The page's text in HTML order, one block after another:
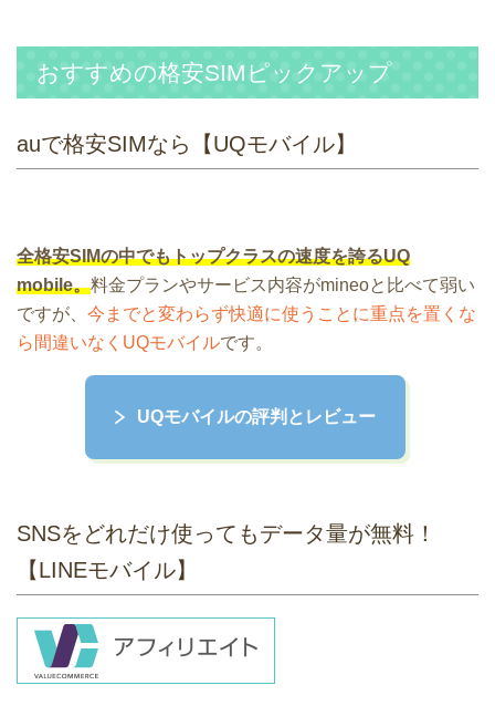
おすすめの格安SIMピックアップ
auで格安SIMなら【UQモバイル】
全格安SIMの中でもトップクラスの速度を誇るUQ
mobile。料金プランやサービス内容がmineoと比べて弱い
ですが、 今までと変わらず快適に使うことに重点を置くな
ら間違いなくUQモバイルです。
UQモバイルの評判とレビュー
SNSをどれだけ使ってもデータ量が無料！
【LINEモバイル】